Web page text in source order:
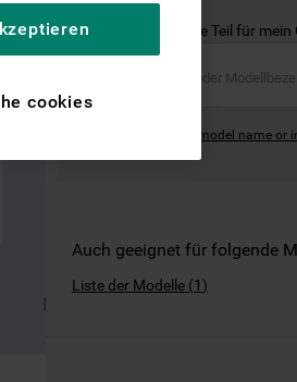
Ist dies das richtige Teil für mein
Where can I find the model name or
Auch geeignet für folgende
Liste der Modelle (1)
der Website zu
der
und auf
Google LLC –
cookies